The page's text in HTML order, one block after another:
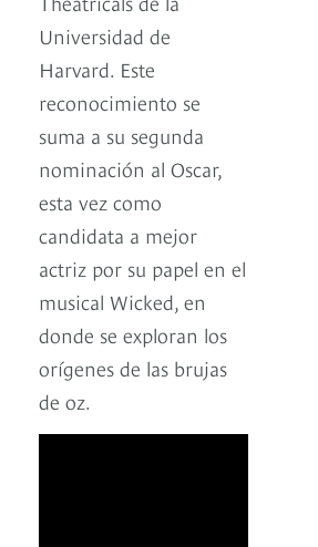
Universidad de
Harvard. Este
reconocimiento se
suma a su segunda
nominación al Oscar,
esta vez como
candidata a mejor
actriz por su papel en el
musical Wicked, en
donde se exploran los
orígenes de las brujas
de oz.